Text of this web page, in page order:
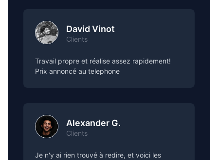
David Vinot
Clients
Travail propre et réalise assez rapidement!
Prix annoncé au telephone
Alexander G.
Clients
Je n'y ai rien trouvé à redire, et voici les